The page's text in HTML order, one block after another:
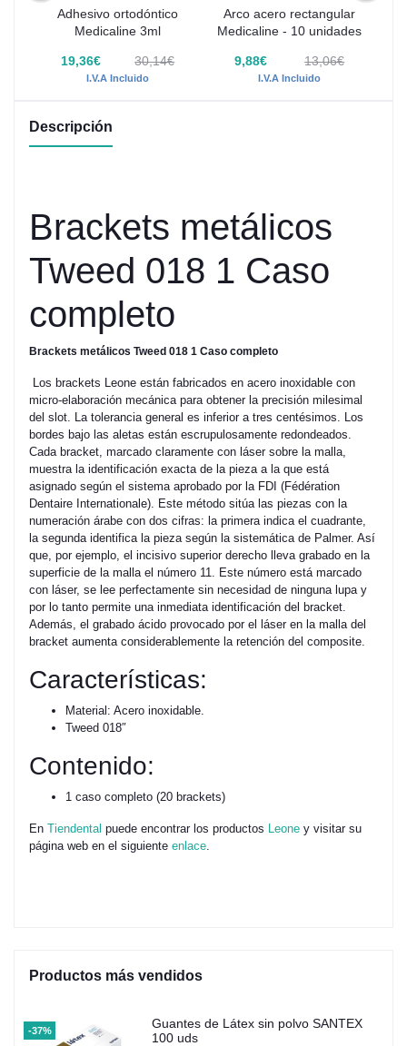
Adhesivo ortodóntico
Medicaline 3ml
19,36€ 30,14€
I.V.A Incluido
Arco acero rectangular
Medicaline - 10 unidades
9,88€ 13,06€
I.V.A Incluido
Descripción
Brackets metálicos
Tweed 018 1 Caso
completo
Brackets metálicos Tweed 018 1 Caso completo
Los brackets Leone están fabricados en acero inoxidable con
micro-elaboración mecánica para obtener la precisión milesimal
del slot. La tolerancia general es inferior a tres centésimos. Los
bordes bajo las aletas están escrupulosamente redondeados.
Cada bracket, marcado claramente con láser sobre la malla,
muestra la identificación exacta de la pieza a la que está
asignado según el sistema aprobado por la FDI (Fédération
Dentaire Internationale). Este método sitúa las piezas con la
numeración árabe con dos cifras: la primera indica el cuadrante,
la segunda identifica la pieza según la sistemática de Palmer. Así
que, por ejemplo, el incisivo superior derecho lleva grabado en la
superficie de la malla el número 11. Este número está marcado
con láser, se lee perfectamente sin necesidad de ninguna lupa y
por lo tanto permite una inmediata identificación del bracket.
Además, el grabado ácido provocado por el láser en la malla del
bracket aumenta considerablemente la retención del composite.
Características:
Material: Acero inoxidable.
Tweed 018″
Contenido:
1 caso completo (20 brackets)
En Tiendental puede encontrar los productos Leone y visitar su
página web en el siguiente enlace
Productos más vendidos
-37%
Guantes de Látex sin polvo SANTEX
100 uds